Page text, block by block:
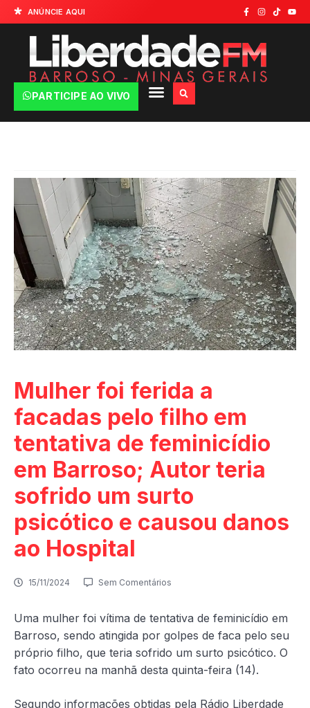
ANÚNCIE AQUI
PARTICIPE AO VIVO
Mulher foi ferida a
facadas pelo filho em
tentativa de feminicídio
em Barroso; Autor teria
sofrido um surto
psicótico e causou danos
ao Hospital
15/11/2024 Sem Comentários
Uma mulher foi vítima de tentativa de feminicídio em
Barroso, sendo atingida por golpes de faca pelo seu
próprio filho, que teria sofrido um surto psicótico. O
fato ocorreu na manhã desta quinta-feira (14).
Segundo informações obtidas pela Rádio Liberdade